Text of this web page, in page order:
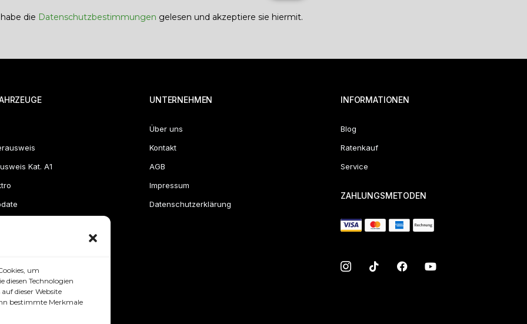
um
diesen Technologien
dieser Website
bestimmte Merkmale
die Datenschutzbestimmungen gelesen und akzeptiere sie hiermit.
Kat. A1
UNTERNEHMEN
Über uns
Kontakt
AGB
Impressum
Datenschutzerklärung
INFORMATIONEN
Blog
Ratenkauf
Service
ZAHLUNGSMETODEN